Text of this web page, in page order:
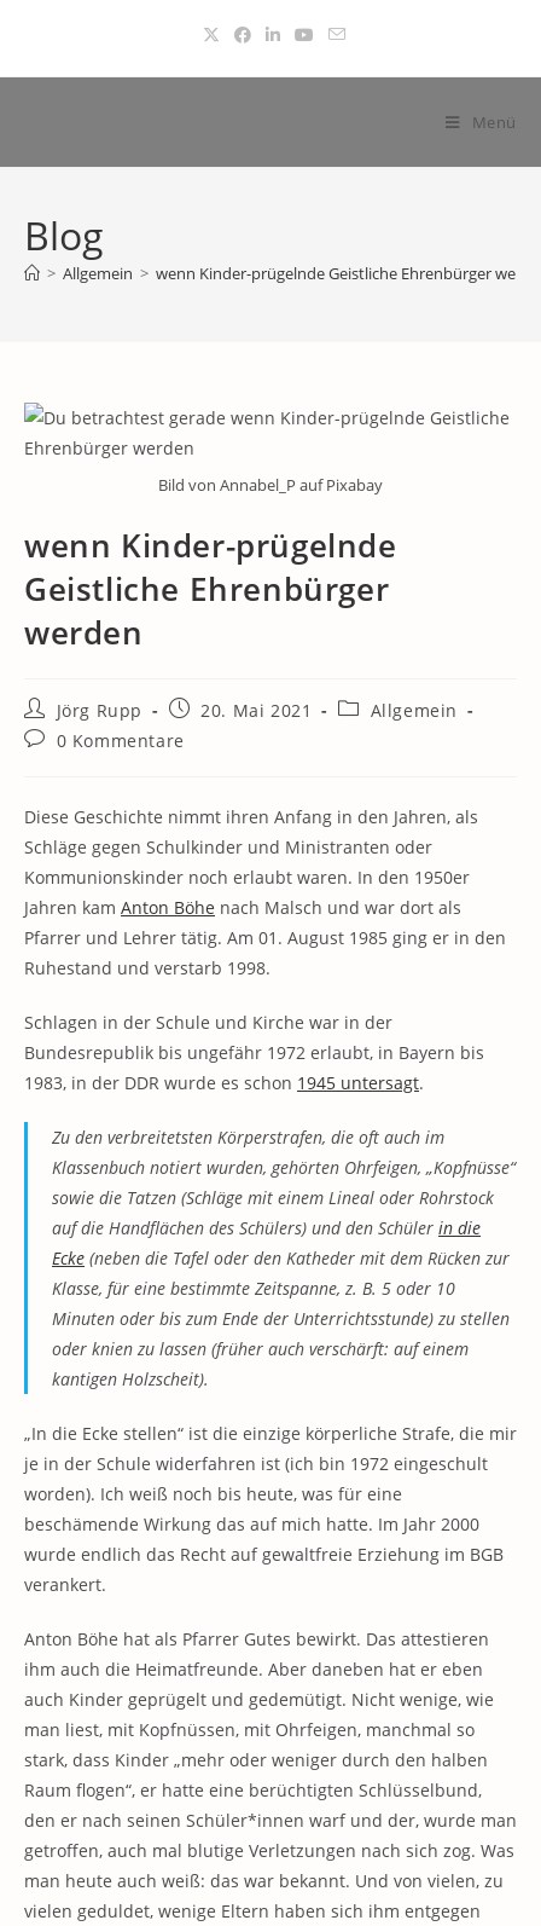
springen
Menü
Blog
> Allgemein > wenn Kinder-prügelnde Geistliche Ehrenbürger
Bild von Annabel_P auf Pixabay
wenn Kinder-prügelnde
Geistliche Ehrenbürger
werden
Beitrags-
Autor:
Jörg Rupp
Beitrag20. Mai 2021
Beitrags-
Allgemein
Beitrags-
0 Kommentare
Diese Geschichte nimmt ihren Anfang in den Jahren, als
Schläge gegen Schulkinder und Ministranten oder
Kommunionskinder noch erlaubt waren. In den 1950er
Jahren kam Anton Böhe nach Malsch und war dort als
Pfarrer und Lehrer tätig. Am 01. August 1985 ging er in den
Ruhestand und verstarb 1998.
Schlagen in der Schule und Kirche war in der
Bundesrepublik bis ungefähr 1972 erlaubt, in Bayern bis
1983, in der DDR wurde es schon 1945 untersagt.
Zu den verbreitetsten Körperstrafen, die oft auch im
Klassenbuch notiert wurden, gehörten Ohrfeigen, „Kopfnüsse“
sowie die Tatzen (Schläge mit einem Lineal oder Rohrstock
auf die Handflächen des Schülers) und den Schüler in die
Ecke (neben die Tafel oder den Katheder mit dem Rücken zur
Klasse, für eine bestimmte Zeitspanne, z. B. 5 oder 10
Minuten oder bis zum Ende der Unterrichtsstunde) zu stellen
oder knien zu lassen (früher auch verschärft: auf einem
kantigen Holzscheit).
„In die Ecke stellen“ ist die einzige körperliche Strafe, die mir
je in der Schule widerfahren ist (ich bin 1972 eingeschult
worden). Ich weiß noch bis heute, was für eine
beschämende Wirkung das auf mich hatte. Im Jahr 2000
wurde endlich das Recht auf gewaltfreie Erziehung im BGB
verankert.
Anton Böhe hat als Pfarrer Gutes bewirkt. Das attestieren
ihm auch die Heimatfreunde. Aber daneben hat er eben
auch Kinder geprügelt und gedemütigt. Nicht wenige, wie
man liest, mit Kopfnüssen, mit Ohrfeigen, manchmal so
stark, dass Kinder „mehr oder weniger durch den halben
Raum flogen“, er hatte eine berüchtigten Schlüsselbund,
den er nach seinen Schüler*innen warf und der, wurde man
getroffen, auch mal blutige Verletzungen nach sich zog. Was
man heute auch weiß: das war bekannt. Und von vielen, zu
vielen geduldet, wenige Eltern haben sich ihm entgegen